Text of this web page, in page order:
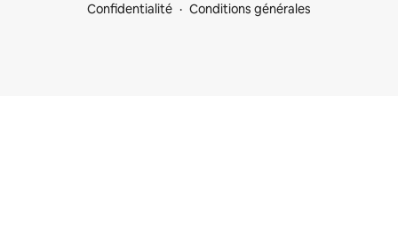
Confidentialité
Conditions générales